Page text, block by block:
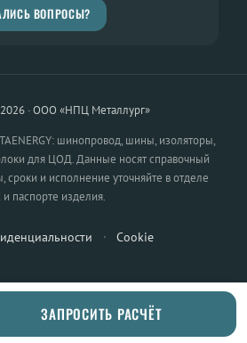
ВОПРОСЫ?
2026 · ООО «НПЦ Металлург»
шинопровод, шины, изоляторы,
для ЦОД. Данные носят справочный
сроки и исполнение уточняйте в отделе
паспорте изделия.
· Cookie
ЗАПРОСИТЬ РАСЧЁТ